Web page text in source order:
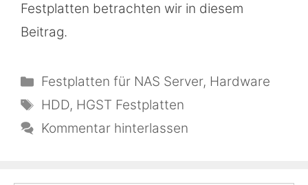
Festplatten betrachten wir in diesem
Beitrag.
Kategorien
Festplatten für NAS Server, Hardware
Schlagwörter
HDD, HGST Festplatten
Kommentar hinterlassen